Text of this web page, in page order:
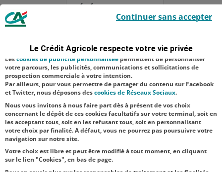
événement
organisée par
"Les Amis de
Saint-Nicaise
du Chemin-
Vert" pour
célébr...
Le Crédit Agricole respecte votre vie privée
indispensables car utilisés à des fins de bon fonctionnement et de
sécurité ; d’autres sont facultatifs. Les
satisfaction facultatifs.
Lescookies de publicité personnalisée permettent de personnaliser
votre parcours, les publicités, communications et sollicitations de
prospection commerciale à votre intention.
Par ailleurs, pour vous permettre de partager du contenu sur Facebook
et Twitter, nous déposons descookies de Réseaux Sociaux.
Nous vous invitons à nous faire part dès à présent de vos choix
concernant le dépôt de ces cookies facultatifs sur votre terminal, soit en
les acceptant tous, soit en les refusant tous, soit en personnalisant
votre choix par finalité. A défaut, vous ne pourrez pas poursuivre votre
navigation sur notre site.
Votre choix est libre et peut être modifié à tout moment, en cliquant
sur le lien "Cookies", en bas de page.
Continuer sans accepter